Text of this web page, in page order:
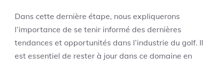
Dans cette dernière étape, nous expliquerons
l’importance de se tenir informé des dernières
tendances et opportunités dans l’industrie du golf. Il
est essentiel de rester à jour dans ce domaine en